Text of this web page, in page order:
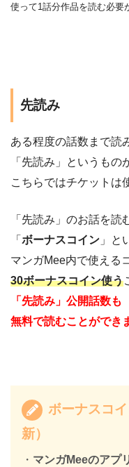
使って1話分作品を読む必要
先読み
ある程度の話数まで読
「先読み」というもの
こちらではチケットは
「先読み」のお話を読
「 ボーナスコイン 」と
マンガMee内で使える
30ボーナスコイン使う
「先読み」公開話数も
無料で読むことができ
ボーナスコ
新）
・ マンガMeeのアプ